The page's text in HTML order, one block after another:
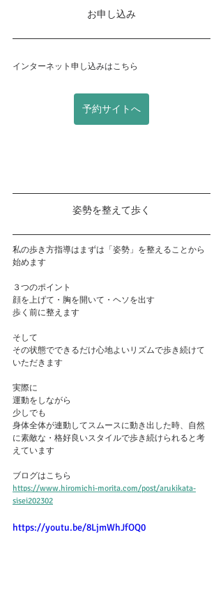
お申し込み
インターネット申し込みはこちら
予約サイトへ
姿勢を整えて歩く
私の歩き方指導はまずは「姿勢」を整えることから
始めます
３つのポイント
顔を上げて・胸を開いて・ヘソを出す
歩く前に整えます
そして
その状態でできるだけ心地よいリズムで歩き続けて
いただきます
実際に
運動をしながら
少しでも
身体全体が連動してスムースに動き出した時、自然
に素敵な・格好良いスタイルで歩き続けられると考
えています
ブログはこちら
https://www.hiromichi-morita.com/post/arukikata-
sisei202302
https://youtu.be/8LjmWhJfOQ0